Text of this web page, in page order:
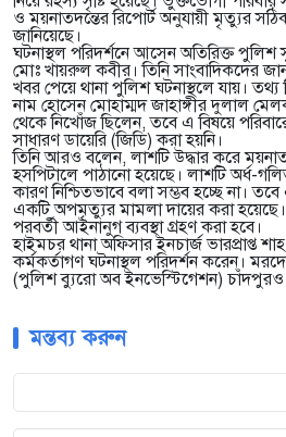
ও ময়নাতদন্তের রিপোর্ট অনুযায়ী মৃত্যুর
জানিয়েছে।
ঘটনাস্থল পরিদর্শনে আসেন অতিরিক্ত
মোঃ খায়রুল কবীর। তিনি সাংবাদিকদের
খবর পেয়ে থানা পুলিশ ঘটনাস্থলে যায়। তথ্য
নাম হোসেন মোহাম্মদ জাহাঙ্গীর দুলাল
থেকে নিখোঁজ ছিলেন, তবে এ বিষয়ে
সাধারণ ডায়েরি (জিডি) করা হয়নি।
তিনি আরও বলেন, লাশটি উদ্ধার করে
হসপিটালে পাঠানো হয়েছে। লাশটি অর্ধ-
কারণ নিশ্চিতভাবে বলা সম্ভব হচ্ছে না।
একটি অপমৃত্যুর মামলা দায়ের করা হয়েছে।
পরবর্তী আইনানুগ ব্যবস্থা গ্রহণ করা হবে।
হাইমচর থানা অফিসার ইনচার্জ ভারপ্রাপ্ত
কর্মকর্তাগণ ঘটনাস্থল পরিদর্শন করেন।
(পুলিশ ব্যুরো অব ইনভেস্টিগেশন) চাঁদপুরও
মন্তব্য করুন